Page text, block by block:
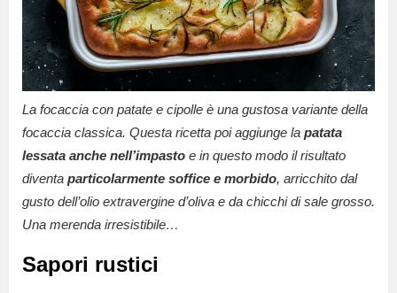
La focaccia con patate e cipolle è una gustosa variante della
focaccia classica. Questa ricetta poi aggiunge la patata
lessata anche nell’impasto e in questo modo il risultato
diventa particolarmente soffice e morbido, arricchito dal
gusto dell’olio extravergine d’oliva e da chicchi di sale grosso.
Una merenda irresistibile…
Sapori rustici